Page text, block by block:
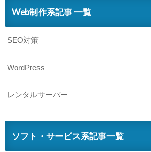
Web制作系記事 一覧
SEO対策
WordPress
レンタルサーバー
ソフト・サービス系記事一覧